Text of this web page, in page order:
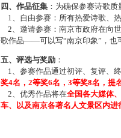
四、作品征集 ：为确保参赛诗歌
1、自由参赛：所有热爱诗歌、
2、邀请参赛：南京市政府在向
歌作品——可以写“南京印象”，也
五、评选与奖励 ：
1、参赛作品通过初评、复评、
奖4名，2等奖6名，3等奖8名，提
2、优秀作品将在全国各大媒体
车、以及南京各著名人文景区内进